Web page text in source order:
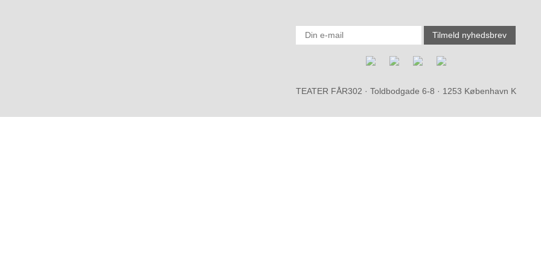
TEATER FÅR302 · Toldbodgade 6-8 · 1253 København K